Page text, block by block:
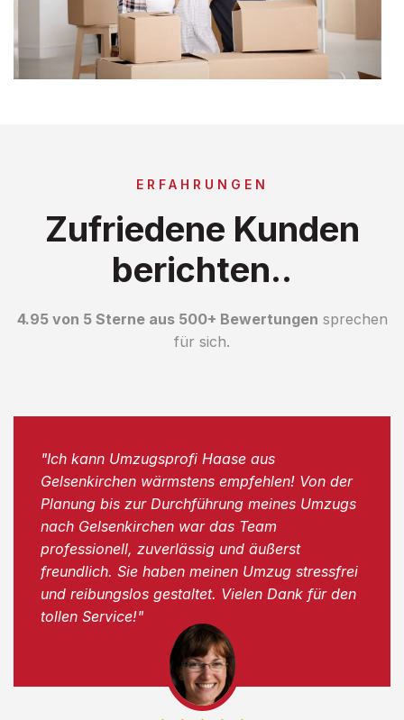
ERFAHRUNGEN
Zufriedene Kunden
berichten..
4.95 von 5 Sterne aus 500+ Bewertungen sprechen
für sich.
"Ich kann Umzugsprofi Haase aus
Gelsenkirchen wärmstens empfehlen! Von der
Planung bis zur Durchführung meines Umzugs
nach Gelsenkirchen war das Team
professionell, zuverlässig und äußerst
freundlich. Sie haben meinen Umzug stressfrei
und reibungslos gestaltet. Vielen Dank für den
tollen Service!"